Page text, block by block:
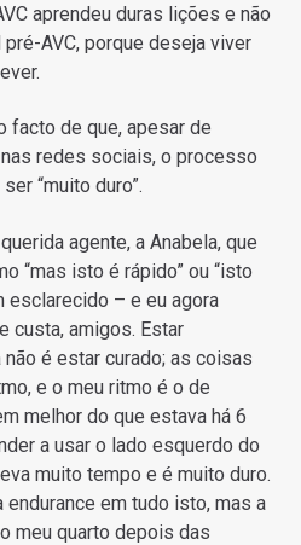
aprendeu duras lições e não
AVC, porque deseja viver
facto de que, apesar de
redes sociais, o processo
“muito duro”.
agente, a Anabela, que
“mas isto é rápido” ou “isto
esclarecido – e eu agora
custa, amigos. Estar
é estar curado; as coisas
e o meu ritmo é o de
melhor do que estava há 6
a usar o lado esquerdo do
muito tempo e é muito duro.
endurance em tudo isto, mas a
meu quarto depois das